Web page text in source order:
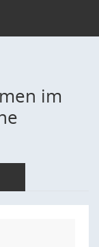
im